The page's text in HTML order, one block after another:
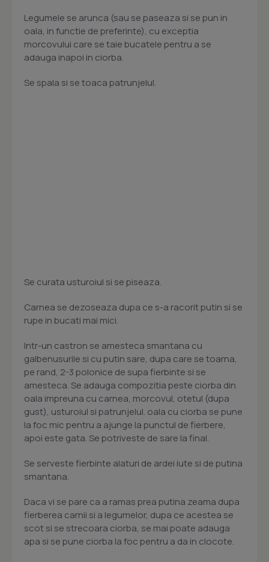
Legumele se arunca (sau se paseaza si se pun in
oala, in functie de preferinte), cu exceptia
morcovului care se taie bucatele pentru a se
adauga inapoi in ciorba.
Se spala si se toaca patrunjelul.
Se curata usturoiul si se piseaza.
Carnea se dezoseaza dupa ce s-a racorit putin si se
rupe in bucati mai mici.
Intr-un castron se amesteca smantana cu
galbenusurile si cu putin sare, dupa care se toarna,
pe rand, 2-3 polonice de supa fierbinte si se
amesteca. Se adauga compozitia peste ciorba din
oala impreuna cu carnea, morcovul, otetul (dupa
gust), usturoiul si patrunjelul. oala cu ciorba se pune
la foc mic pentru a ajunge la punctul de fierbere,
apoi este gata. Se potriveste de sare la final.
Se serveste fierbinte alaturi de ardei iute si de putina
smantana.
Daca vi se pare ca a ramas prea putina zeama dupa
fierberea carnii si a legumelor, dupa ce acestea se
scot si se strecoara ciorba, se mai poate adauga
apa si se pune ciorba la foc pentru a da in clocote.